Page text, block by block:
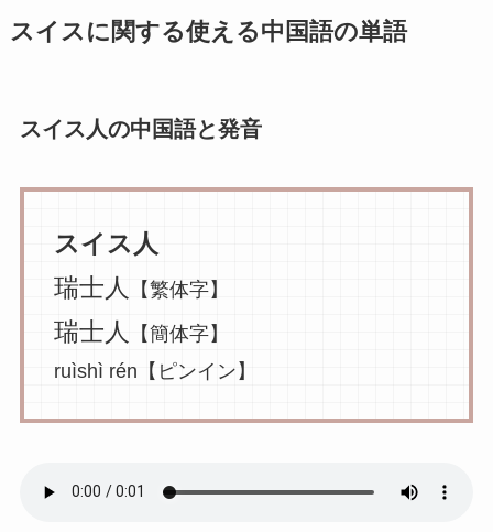
スイスに関する使える中国語の単語
スイス人の中国語と発音
スイス人
瑞士人
【繁体字】
瑞士人
【簡体字】
ruìshì rén【ピンイン】